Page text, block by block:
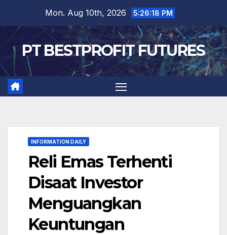
content
Mon. Aug 10th, 2026 5:26:19 PM
PT BESTPROFIT FUTURES
INFORMATION DAILY
Reli Emas Terhenti
Disaat Investor
Menguangkan
Keuntungan